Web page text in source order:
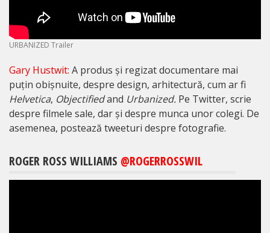
URBANIZED Trailer
Gary Hustwit: A produs și regizat documentare mai
puțin obișnuite, despre design, arhitectură, cum ar fi
Helvetica, Objectifiedand Urbanized. Pe Twitter, scrie
despre filmele sale, dar și despre munca unor colegi. De
asemenea, postează tweeturi despre fotografie.
ROGER ROSS WILLIAMS @ROGERROSSWIL